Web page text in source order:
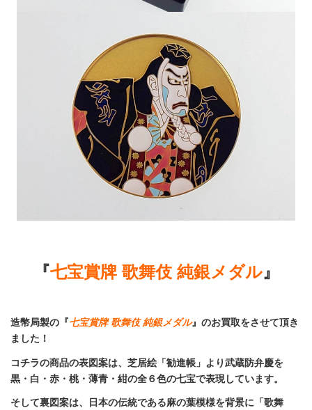
『七宝賞牌 歌舞伎 純銀メダル』
造幣局製の『七宝賞牌 歌舞伎 純銀メダル』のお買取をさせて頂き
ました！
コチラの商品の表図案は、芝居絵「勧進帳」より武蔵防弁慶を
黒・白・赤・桃・薄青・紺の全６色の七宝で表現しています。
そして裏図案は、日本の伝統である麻の葉模様を背景に「歌舞